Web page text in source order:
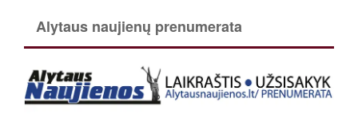
Alytaus naujienų prenumerata